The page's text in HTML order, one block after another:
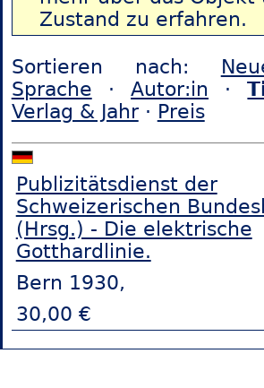
Zustand zu erfahren.
Sortieren nach:
Sprache ·Autor:in ·
Verlag & Jahr· Preis
Publizitätsdienst der
Schweizerischen
(Hrsg.) - Die elektrische
Gotthardlinie.
Bern 1930,
30,00 €